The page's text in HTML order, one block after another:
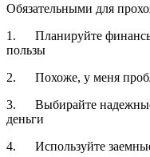
Обязательными для
1. Планируйте
пользы
2. Похоже, у меня
3. Выбирайте надежные
деньги
4. Используйте заемные